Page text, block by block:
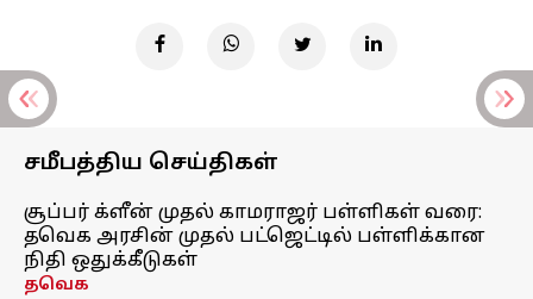
சமீபத்திய செய்திகள்
சூப்பர் க்ளீன் முதல் காமராஜர் பள்ளிகள் வரை:
தவெக அரசின் முதல் பட்ஜெட்டில் பள்ளிக்கான
நிதி ஒதுக்கீடுகள்
தவெக